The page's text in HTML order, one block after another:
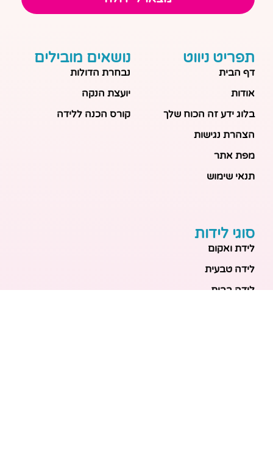
תפריט ניווט
דף הבית
אודות
בלוג ידע זה הכוח שלך
הצהרת נגישות
מפת אתר
תנאי שימוש
נושאים מובילים
נבחרת הדולות
יועצת הנקה
קורס הכנה ללידה
סוגי לידות
לידת ואקום
לידה טבעית
לידה בבית